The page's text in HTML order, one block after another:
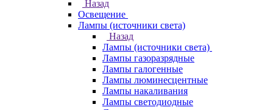
Назад
Освещение
Лампы (источники света)
Назад
Лампы (источники света)
Лампы газоразрядные
Лампы галогенные
Лампы люминесцентные
Лампы накаливания
Лампы светодиодные